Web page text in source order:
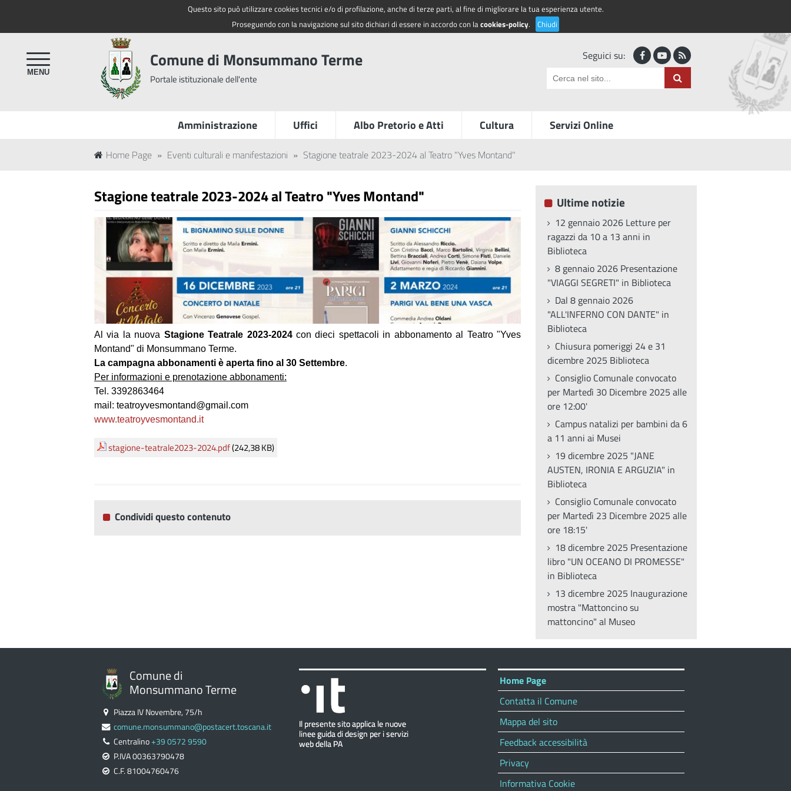
Questo sito può utilizzare cookies tecnici e/o di profilazione, anche di terze parti, al fine di migliorare la tua esperienza utente.
Proseguendo con la navigazione sul sito dichiari di essere in accordo con lacookies-policy. Chiudi
Seguici su:
Comune di Monsummano Terme
Portale istituzionale dell'ente
Amministrazione Uffici Albo Pretorio e Atti Cultura Servizi Online
Home Page » Eventi culturali e manifestazioni » Stagione teatrale 2023-2024 al Teatro "Yves Montand"
Stagione teatrale 2023-2024 al Teatro "Yves Montand"
Al via la nuova Stagione Teatrale 2023-2024con dieci spettacoli in abbonamento al Teatro "Yves
Montand" di Monsummano Terme.
La campagna abbonamenti è aperta fino al 30 Settembre.
Per informazioni e prenotazione abbonamenti:
Tel. 3392863464
mail: teatroyvesmontand@gmail.com
www.teatroyvesmontand.it
stagione-teatrale2023-2024.pdf(242,38 KB)
Ultime notizie
12 gennaio 2026 Letture per
ragazzi da 10 a 13 anni in
Biblioteca
8 gennaio 2026 Presentazione
"VIAGGI SEGRETI" in Biblioteca
Dal 8 gennaio 2026
"ALL'INFERNO CON DANTE" in
Biblioteca
Chiusura pomeriggi 24 e 31
dicembre 2025 Biblioteca
Consiglio Comunale convocato
per Martedì 30 Dicembre 2025 alle
ore 12:00'
Campus natalizi per bambini da 6
a 11 anni ai Musei
19 dicembre 2025 "JANE
AUSTEN, IRONIA E ARGUZIA" in
Biblioteca
Consiglio Comunale convocato
per Martedì 23 Dicembre 2025 alle
ore 18:15'
18 dicembre 2025 Presentazione
libro "UN OCEANO DI PROMESSE"
in Biblioteca
13 dicembre 2025 Inaugurazione
mostra "Mattoncino su
mattoncino" al Museo
Condividi questo contenuto
Comune di
Monsummano Terme
Piazza IV Novembre, 75/h
comune.monsummano@postacert.toscana.it
Centralino+39 0572 9590
P.IVA 00363790478
C.F. 81004760476
Home Page
Contatta il Comune
Mappa del sito
Feedback accessibilità
Privacy
Informativa Cookie